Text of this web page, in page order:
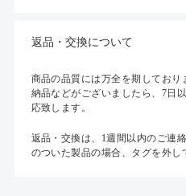
返品・交換について
商品の品質には万全を期してお
納品などがございましたら、7日
応致します。
返品・交換は、1週間以内のご連
のついた製品の場合、タグを外し